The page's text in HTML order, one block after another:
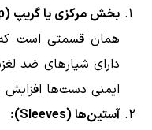
بخش مرکزی یا گریپ (Grip):
همان قسمتی است که
دارای شیارهای ضد
ایمنی دست‌ها افزایش
آستین‌ها (Sleeves):